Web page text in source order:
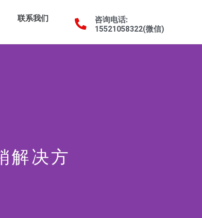
联系我们
咨询电话:
15521058322(微信)
解决方